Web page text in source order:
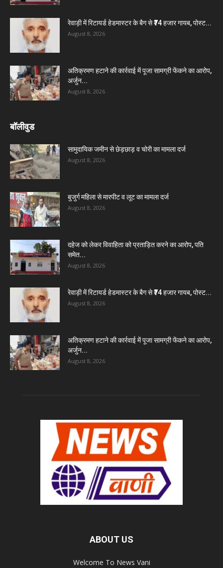
रेवाड़ी में रिटायर्ड हेडमास्टर के बैग से ₹74 हजार गायब, पोस्ट...
August 8, 2026
अतिक्रमण हटाने की कार्रवाई में पूजा सामग्री फेंकने का आरोप,
अर्जुन...
August 8, 2026
बॉलीवुड
सामुदायिक जमीन से छेड़छाड़ व चोरी का मामला दर्ज
August 8, 2026
बुजुर्ग महिला से मारपीट व लूट का मामला दर्ज
August 8, 2026
दहेज को लेकर विवाहिता को प्रताड़ित करने का आरोप, पति
समेत...
August 8, 2026
रेवाड़ी में रिटायर्ड हेडमास्टर के बैग से ₹74 हजार गायब, पोस्ट...
August 8, 2026
अतिक्रमण हटाने की कार्रवाई में पूजा सामग्री फेंकने का आरोप,
अर्जुन...
August 8, 2026
ABOUT US
Welcome To News Vani